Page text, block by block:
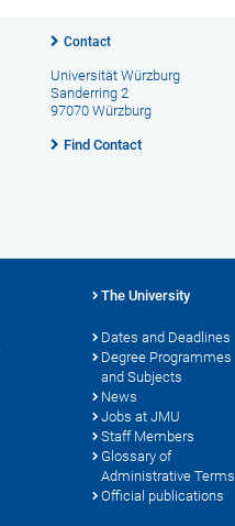
Contact
Universität Würzburg
Sanderring 2
97070 Würzburg
Find Contact
The University
Dates and Deadlines
Degree Programmes
and Subjects
News
Jobs at JMU
Staff Members
Glossary of
Administrative Terms
Official publications